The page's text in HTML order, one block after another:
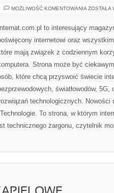
MOŻLIWOŚĆ KOMENTOWANIA HOSTING
ZOSTAŁA
Internat.com.pl to interesujący
internetowi oraz
mają związek z codziennym
Strona może być
które chcą przyswoić świecie
światłowodów, 5G,
technologicznych. Nowości
To strona, w którym
technicznego żargonu, czytelnik